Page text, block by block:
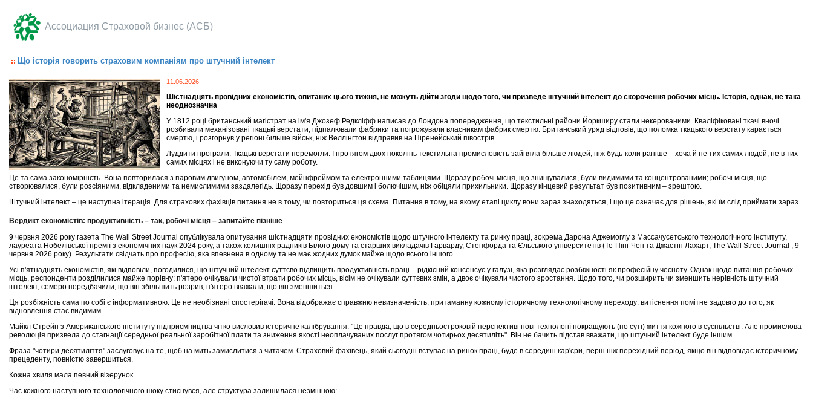
Ассоциация Страховой бизнес (АСБ)
Що історія говорить страховим компаніям про штучний інтелект
11.06.2026
Шістнадцять провідних економістів, опитаних цього тижня, не можуть дійти згоди щодо того, чи призведе штучний інтелект до скорочення робочих місць. Історія, однак, не така
неоднозначна
У 1812 році британський магістрат на ім'я Джозеф Редкліфф написав до Лондона попередження, що текстильні райони Йоркширу стали некерованими. Кваліфіковані ткачі вночі
розбивали механізовані ткацькі верстати, підпалювали фабрики та погрожували власникам фабрик смертю. Британський уряд відповів, що поломка ткацького верстату карається
смертю, і розгорнув у регіоні більше військ, ніж Веллінгтон відправив на Піренейський півострів.
Луддити програли. Ткацькі верстати перемогли. І протягом двох поколінь текстильна промисловість зайняла більше людей, ніж будь-коли раніше – хоча й не тих самих людей, не в тих
самих місцях і не виконуючи ту саму роботу.
Це та сама закономірність. Вона повторилася з паровим двигуном, автомобілем, мейнфреймом та електронними таблицями. Щоразу робочі місця, що знищувалися, були видимими та концентрованими; робочі місця, що
створювалися, були розсіяними, відкладеними та немислимими заздалегідь. Щоразу перехід був довшим і болючішим, ніж обіцяли прихильники. Щоразу кінцевий результат був позитивним – зрештою.
Штучний інтелект – це наступна ітерація. Для страхових фахівців питання не в тому, чи повториться ця схема. Питання в тому, на якому етапі циклу вони зараз знаходяться, і що це означає для рішень, які їм слід приймати зараз.
Вердикт економістів: продуктивність – так, робочі місця – запитайте пізніше
9 червня 2026 року газета The Wall Street Journal опублікувала опитування шістнадцяти провідних економістів щодо штучного інтелекту та ринку праці, зокрема Дарона Аджемоглу з Массачусетського технологічного інституту,
лауреата Нобелівської премії з економічних наук 2024 року, а також колишніх радників Білого дому та старших викладачів Гарварду, Стенфорда та Єльського університетів (Те-Пінг Чен та Джастін Лахарт, The Wall Street Journal , 9
червня 2026 року). Результати свідчать про професію, яка впевнена в одному та не має жодних думок майже щодо всього іншого.
Усі п'ятнадцять економістів, які відповіли, погодилися, що штучний інтелект суттєво підвищить продуктивність праці – рідкісний консенсус у галузі, яка розглядає розбіжності як професійну чесноту. Однак щодо питання робочих
місць, респонденти розділилися майже порівну: п'ятеро очікували чистої втрати робочих місць, вісім не очікували суттєвих змін, а двоє очікували чистого зростання. Щодо того, чи розширить чи зменшить нерівність штучний
інтелект, семеро передбачили, що він збільшить розрив; п'ятеро вважали, що він зменшиться.
Ця розбіжність сама по собі є інформативною. Це не необізнані спостерігачі. Вона відображає справжню невизначеність, притаманну кожному історичному технологічному переходу: витіснення помітне задовго до того, як
відновлення стає видимим.
Майкл Стрейн з Американського інституту підприємництва чітко висловив історичне калібрування: "Це правда, що в середньостроковій перспективі нові технології покращують (по суті) життя кожного в суспільстві. Але промислова
революція призвела до стагнації середньої реальної заробітної плати та зниження якості неоплачуваних послуг протягом чотирьох десятиліть". Він не бачить підстав вважати, що штучний інтелект буде іншим.
Фраза "чотири десятиліття" заслуговує на те, щоб на мить замислитися з читачем. Страховий фахівець, який сьогодні вступає на ринок праці, буде в середині кар'єри, перш ніж перехідний період, якщо він відповідає історичному
прецеденту, повністю завершиться.
Кожна хвиля мала певний візерунок
Час кожного наступного технологічного шоку стиснувся, але структура залишилася незмінною: